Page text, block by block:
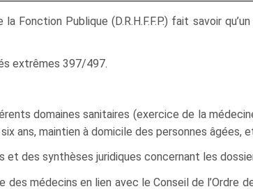
Fonction Publique (D.R.H.F.F.P.) fait savoir
extrêmes 397/497.
domaines sanitaires (exercice de la
ans, maintien à domicile des personnes âgées,
des synthèses juridiques concernant les
médecins en lien avec le Conseil de l’Ordre